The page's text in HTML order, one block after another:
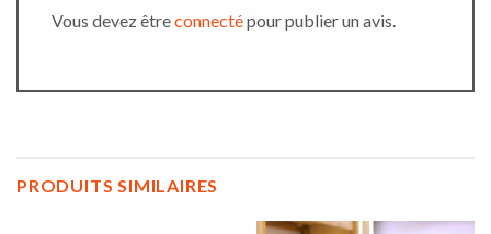
Vous devez êtreconnectépour publier un avis.
PRODUITS SIMILAIRES